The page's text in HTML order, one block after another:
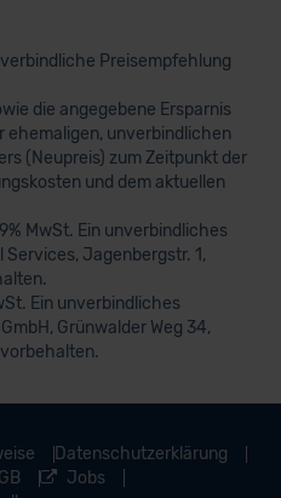
Preisempfehlung
die angegebene Ersparnis
ehemaligen, unverbindlichen
(Neupreis) zum Zeitpunkt der
und dem aktuellen
MwSt. Ein unverbindliches
Jagenbergstr. 1,
Ein unverbindliches
Grünwalder Weg 34,
Datenschutzerklärung
Jobs